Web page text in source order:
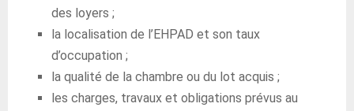
des loyers ;
la localisation de l’EHPAD et son taux
d’occupation ;
la qualité de la chambre ou du lot acquis ;
les charges, travaux et obligations prévus au